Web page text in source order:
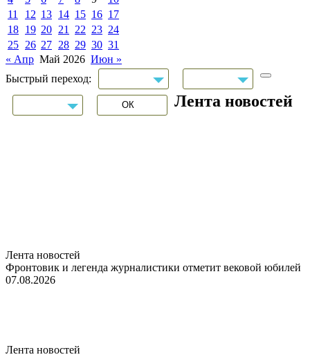
11
12 13 14 15 16 17
18 19 20 21 22 23 24
25 26 27 28 29 30 31
« Апр Май 2026 Июн »
Быстрый переход:
Лента новостей
Лента новостей
Фронтовик и легенда журналистики отметит вековой юбилей
07.08.2026
Лента новостей